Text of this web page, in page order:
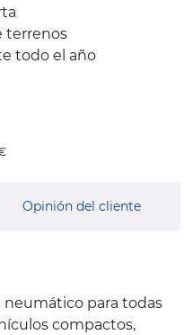
terrenos
todo el año
Opinión del cliente
neumático para todas
compactos,